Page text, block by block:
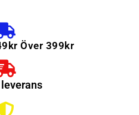
Över 399kr